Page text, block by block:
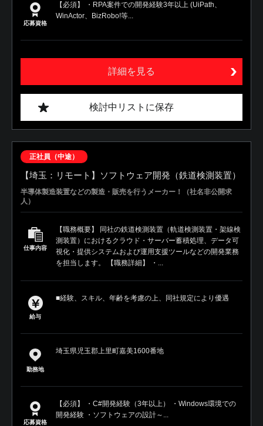
応募資格
【必須】 ・RPA案件での開発経験3年以上 (UiPath、
WinActor、BizRobo!等...
詳細を見る
検討中リストに保存
正社員（中途）
【埼玉：リモート】ソフトウェア開発（鉄道検測装置）
半導体製造装置などの製造・販売を行うメーカー！（社名非公開求
人）
仕事内容
【職務概要】 同社の鉄道検測装置（軌道検測装置・架線検
測装置）におけるクラウド・サーバー蓄積処理、データ可
視化・提供システムおよび運用支援ツールなどの開発業務
を担当します。 【職務詳細】 ・...
給与
■経験、スキル、年齢を考慮の上、同社規定により優遇
勤務地
埼玉県児玉郡上里町嘉美1600番地
応募資格
【必須】 ・C#開発経験（3年以上） ・Windows環境での
開発経験 ・ソフトウェアの設計～...